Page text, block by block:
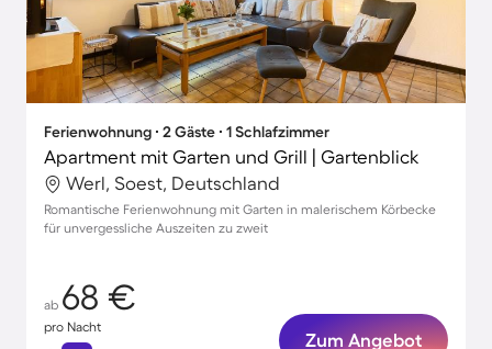
Ferienwohnung ∙ 2 Gäste ∙ 1 Schlafzimmer
Apartment mit Garten und Grill | Gartenblick
Werl, Soest, Deutschland
Romantische Ferienwohnung mit Garten in malerischem Körbecke
für unvergessliche Auszeiten zu zweit
ab 68 €
pro Nacht
Zum Angebot